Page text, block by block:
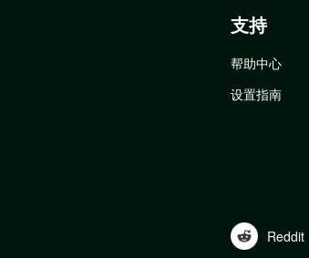
支持
帮助中心
设置指南
Reddit